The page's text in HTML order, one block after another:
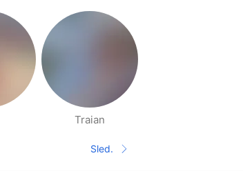
Traian
Sledeća stranica
Sled.